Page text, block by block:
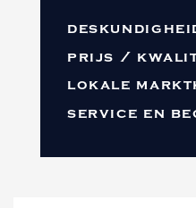
prijs /
lokale
service en